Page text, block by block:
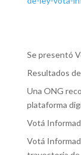
Se presentó
Resultados
Una ONG
plataforma
Votá
Votá